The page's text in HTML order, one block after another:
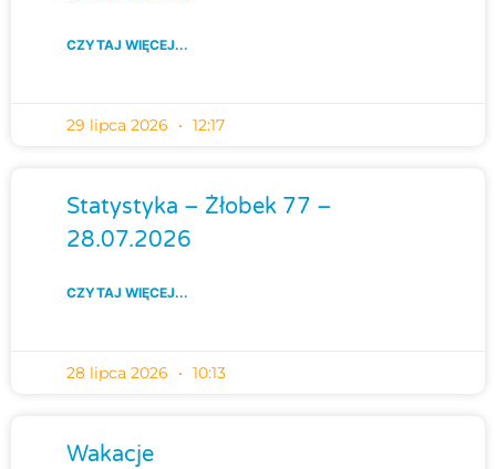
CZYTAJ WIĘCEJ...
29 lipca 2026 12:17
Statystyka – Żłobek 77 –
28.07.2026
CZYTAJ WIĘCEJ...
28 lipca 2026 10:13
Wakacje